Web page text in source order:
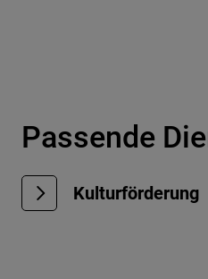
Passende
Kulturförderung